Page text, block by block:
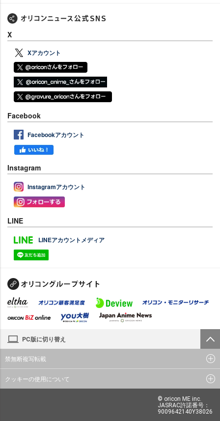
X
Xアカウント
Facebook
Facebookアカウント
Instagram
Instagramアカウント
LINE
LINEアカウントメディア
PC版に切り替え
禁無断複写転載
クッキーの使用について
© oricon ME inc.
JASRAC許諾番号：
9009642140Y38026